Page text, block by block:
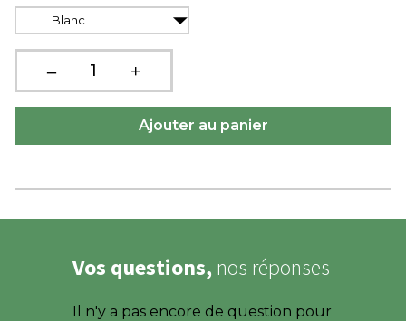
Blanc
Vos questions, nos réponses
Il n'y a pas encore de question pour